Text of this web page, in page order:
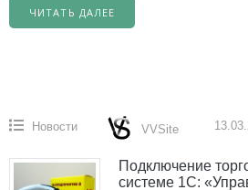
ЧИТАТЬ ДАЛЕЕ
Новости VVSite
Подключение
системе 1С: